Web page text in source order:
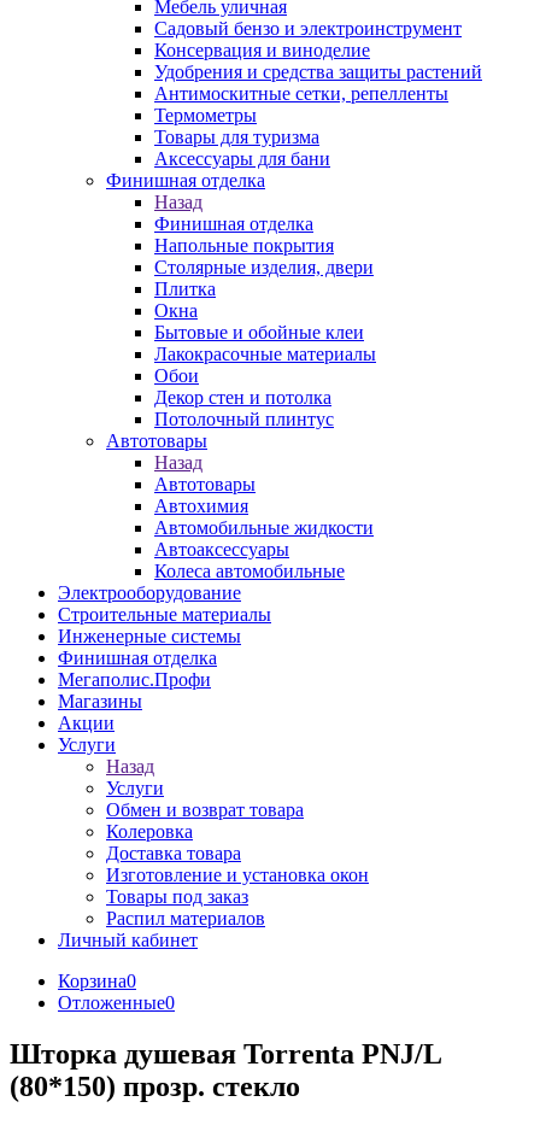
Мебель уличная
Садовый бензо и электроинструмент
Консервация и виноделие
Удобрения и средства защиты растений
Антимоскитные сетки, репелленты
Термометры
Товары для туризма
Аксессуары для бани
Финишная отделка
Назад
Финишная отделка
Напольные покрытия
Столярные изделия, двери
Плитка
Окна
Бытовые и обойные клеи
Лакокрасочные материалы
Обои
Декор стен и потолка
Потолочный плинтус
Автотовары
Назад
Автотовары
Автохимия
Автомобильные жидкости
Автоаксессуары
Колеса автомобильные
Электрооборудование
Строительные материалы
Инженерные системы
Финишная отделка
Мегаполис.Профи
Магазины
Акции
Услуги
Назад
Услуги
Обмен и возврат товара
Колеровка
Доставка товара
Изготовление и установка окон
Товары под заказ
Распил материалов
Личный кабинет
Корзина0
Отложенные0
Шторка душевая Torrenta PNJ/L
(80*150) прозр. стекло